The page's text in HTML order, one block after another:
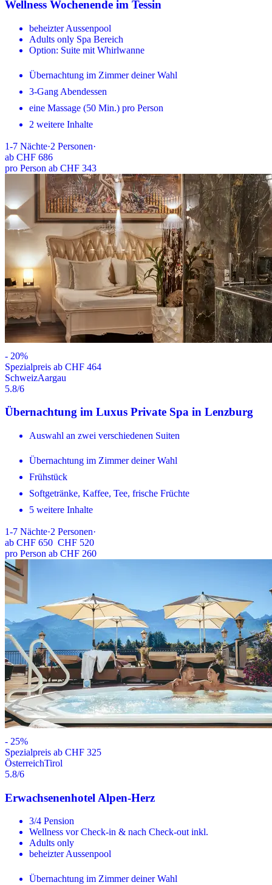
Wellness Wochenende im Tessin
beheizter Aussenpool
Adults only Spa Bereich
Option: Suite mit Whirlwanne
Übernachtung im Zimmer deiner Wahl
3-Gang Abendessen
eine Massage (50 Min.) pro Person
2 weitere Inhalte
1-7 Nächte·2 Personen·
ab CHF 686
pro Person ab CHF 343
- 20%
Spezialpreis ab CHF 464
SchweizAargau
5.8/6
Übernachtung im Luxus Private Spa in Lenzburg
Auswahl an zwei verschiedenen Suiten
Übernachtung im Zimmer deiner Wahl
Frühstück
Softgetränke, Kaffee, Tee, frische Früchte
5 weitere Inhalte
1-7 Nächte·2 Personen·
ab CHF 650 CHF 520
pro Person ab CHF 260
- 25%
Spezialpreis ab CHF 325
ÖsterreichTirol
5.8/6
Erwachsenenhotel Alpen-Herz
3/4 Pension
Wellness vor Check-in & nach Check-out inkl.
Adults only
beheizter Aussenpool
Übernachtung im Zimmer deiner Wahl